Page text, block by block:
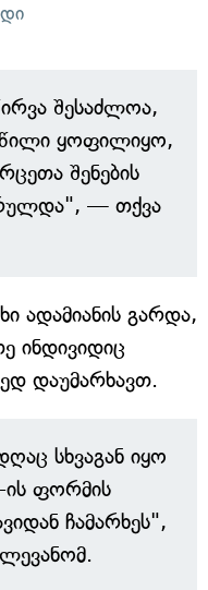
შესაძლოა,
ყოფილიყო,
შენების
— თქვა
ადამიანის გარდა,
ინდივიდიც
დაუმარხავთ.
სხვაგან იყო
ის ფორმის
ჩამარხეს",